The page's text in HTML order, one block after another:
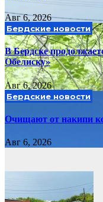
Авг 6, 2026
Бердские новости
В Бердске
Обелиску»
Авг 6, 2026
Бердские новости
Очищают от накипи
Авг 6, 2026